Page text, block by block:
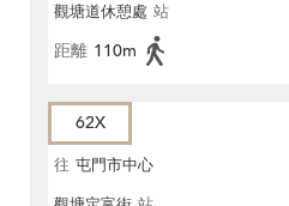
觀塘道休憩處 站
距離 110m
62X
往 屯門市中心